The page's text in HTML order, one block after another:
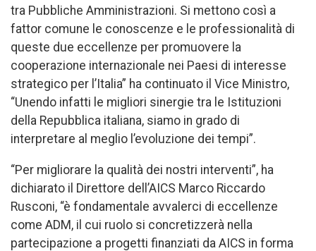
tra Pubbliche Amministrazioni. Si mettono così a
fattor comune le conoscenze e le professionalità di
queste due eccellenze per promuovere la
cooperazione internazionale nei Paesi di interesse
strategico per l’Italia” ha continuato il Vice Ministro,
“Unendo infatti le migliori sinergie tra le Istituzioni
della Repubblica italiana, siamo in grado di
interpretare al meglio l’evoluzione dei tempi”.
“Per migliorare la qualità dei nostri interventi”, ha
dichiarato il Direttore dell’AICS Marco Riccardo
Rusconi, “è fondamentale avvalerci di eccellenze
come ADM, il cui ruolo si concretizzerà nella
partecipazione a progetti finanziati da AICS in forma